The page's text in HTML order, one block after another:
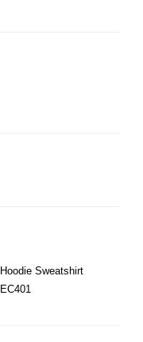
Sweatshirt